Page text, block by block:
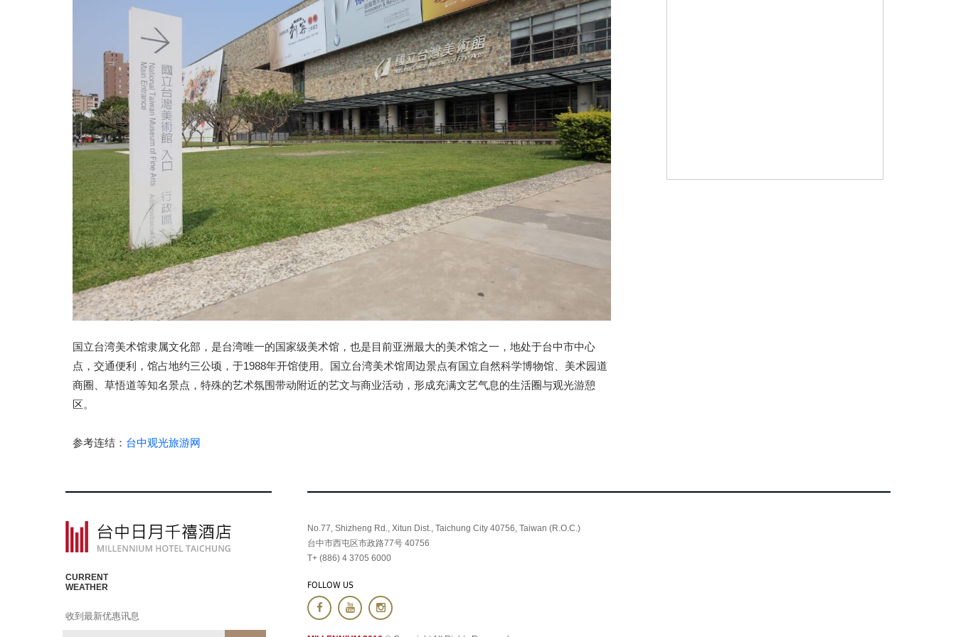
国立台湾美术馆隶属文化部，是台湾唯一的国家级美术馆，也是目前亚洲最大的美术馆之一，地处于台中市中心
点，交通便利，馆占地约三公顷，于1988年开馆使用。国立台湾美术馆周边景点有国立自然科学博物馆、美术园道
商圈、草悟道等知名景点，特殊的艺术氛围带动附近的艺文与商业活动，形成充满文艺气息的生活圈与观光游憩
区。
参考连结： 台中观光旅游网
CURRENT
WEATHER
收到最新优惠讯息
No.77, Shizheng Rd., Xitun Dist., Taichung City 40756, Taiwan (R.O.C.)
台中市西屯区市政路77号 40756
T+ (886) 4 3705 6000
FOLLOW US